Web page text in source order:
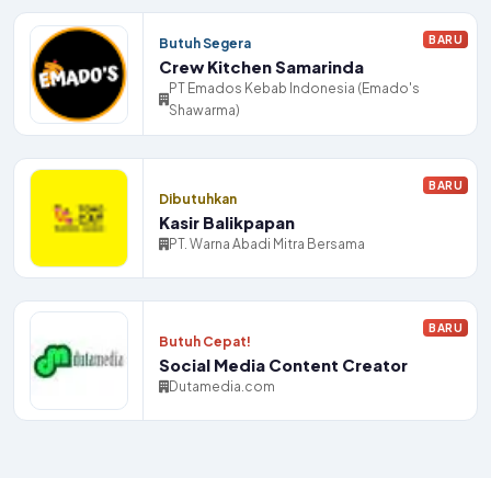
Butuh Segera
Crew Kitchen Samarinda
PT Emados Kebab Indonesia (Emado's
Shawarma)
BARU
Dibutuhkan
Kasir Balikpapan
PT. Warna Abadi Mitra Bersama
BARU
Butuh Cepat!
Social Media Content Creator
Dutamedia.com
BARU